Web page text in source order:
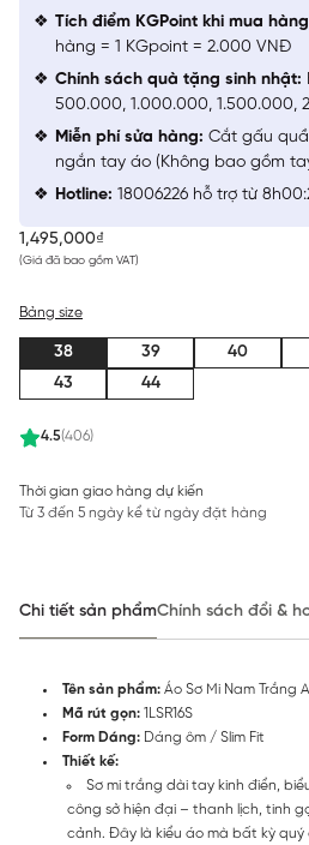
1,495,000₫
(Giá đã bao gồm VAT)
4.5(406)
Bảng size
38 39 40
43
44
Thời gian giao hàng dự kiến
Từ 3 đến 5 ngày kể từ ngày đặt hàng
Tích điểm KGPoint khi mua
hàng = 1 KGpoint = 2.000 VNĐ
Chính sách quà tặng sinh nhật:
500.000, 1.000.000, 1.500.000,
Miễn phí sửa hàng: Cắt gấu
ngắn tay áo (Không bao gồm
Hotline: 18006226 hỗ trợ từ
Chi tiết sản phẩmChính sách đổi &
Tên sản phẩm: Áo Sơ Mi Nam Trắng
Mã rút gọn: 1LSR16S
Form Dáng: Dáng ôm / Slim Fit
Thiết kế:
Sơ mi trắng dài tay kinh điển,
công sở hiện đại – thanh lịch, tinh
cảnh. Đây là kiểu áo mà bất kỳ